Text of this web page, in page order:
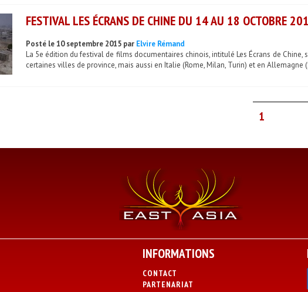
FESTIVAL LES ÉCRANS DE CHINE DU 14 AU 18 OCTOBRE
Posté le 10 septembre 2015 par Elvire Rémand
La 5e édition du festival de films documentaires chinois, intitulé Les Écrans de Chine,
certaines villes de province, mais aussi en Italie (Rome, Milan, Turin) et en Allemagne
1
INFORMATIONS
CONTACT
PARTENARIAT